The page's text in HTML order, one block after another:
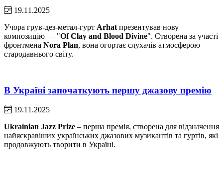
19.11.2025
Учора грув-дез-метал-гурт Arhatпрезентував нову
композицію — "Of Clay and Blood Divine". Створена за участі
фронтмена Nora Plan, вона огортає слухачів атмосферою
стародавнього світу.
В Україні започаткують першу джазову премію
19.11.2025
Ukrainian Jazz Prize – перша премія, створена для відзначення
найяскравіших українських джазових музикантів та гуртів, які
продовжують творити в Україні.